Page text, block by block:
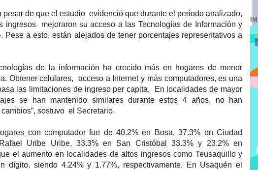
pesar de que el estudio evidenció que durante el periodo analizado,
ingresos mejoraron su acceso a las Tecnologías de Información y
Pese a esto, están alejados de tener porcentajes representativos a
de la información ha crecido más en hogares de menor
Obtener celulares, acceso a Internet y más computadores, es una
las limitaciones de ingreso per capita. En localidades de mayor
se han mantenido similares durante estos 4 años, no han
sostuvo el Secretario.
con computador fue de 40.2% en Bosa, 37.3% en Ciudad
Uribe Uribe, 33.3% en San Cristóbal 33.3% y 23.2% en
el aumento en localidades de altos ingresos como Teusaquillo y
dígito, siendo 4.24% y 1.77%, respectivamente. En Usaquén el